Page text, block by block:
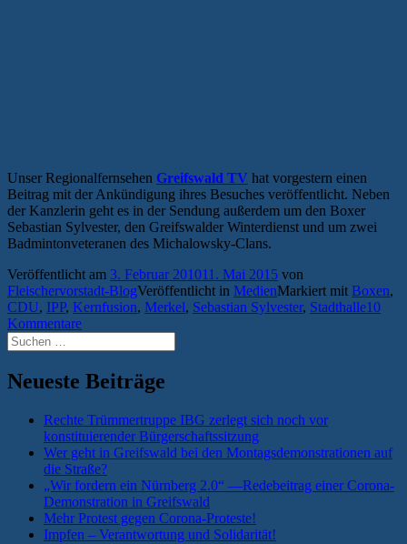
Unser Regionalfernsehen Greifswald TV hat vorgestern einen
Beitrag mit der Ankündigung ihres Besuches veröffentlicht. Neben
der Kanzlerin geht es in der Sendung außerdem um den Boxer
Sebastian Sylvester, den Greifswalder Winterdienst und um zwei
Badmintonveteranen des Michalowsky-Clans.
Veröffentlicht am 3. Februar 201011. Mai 2015 von
Fleischervorstadt-BlogVeröffentlicht in MedienMarkiert mit Boxen,
CDU, IPP, Kernfusion, Merkel, Sebastian Sylvester, Stadthalle10
Kommentare
Suchen
nach:
Neueste Beiträge
Rechte Trümmertruppe IBG zerlegt sich noch vor
konstituierender Bürgerschaftssitzung
Wer geht in Greifswald bei den Montagsdemonstrationen auf
die Straße?
„Wir fordern ein Nürnberg 2.0“ —Redebeitrag einer Corona-
Demonstration in Greifswald
Mehr Protest gegen Corona-Proteste!
Impfen – Verantwortung und Solidarität!